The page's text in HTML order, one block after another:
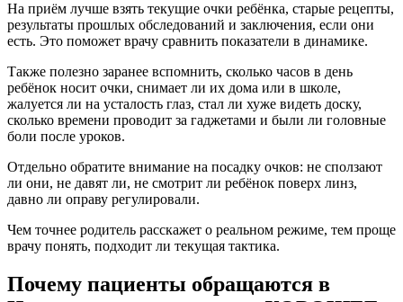
На приём лучше взять текущие очки ребёнка, старые рецепты,
результаты прошлых обследований и заключения, если они
есть. Это поможет врачу сравнить показатели в динамике.
Также полезно заранее вспомнить, сколько часов в день
ребёнок носит очки, снимает ли их дома или в школе,
жалуется ли на усталость глаз, стал ли хуже видеть доску,
сколько времени проводит за гаджетами и были ли головные
боли после уроков.
Отдельно обратите внимание на посадку очков: не сползают
ли они, не давят ли, не смотрит ли ребёнок поверх линз,
давно ли оправу регулировали.
Чем точнее родитель расскажет о реальном режиме, тем проще
врачу понять, подходит ли текущая тактика.
Почему пациенты обращаются в